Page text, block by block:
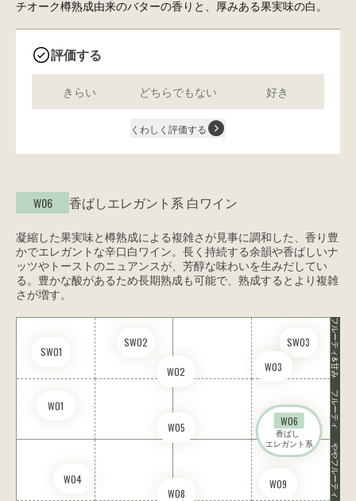
チオーク樽熟成由来のバターの香りと、厚みある果実味の白。
評価する
きらい どちらでもない 好き
くわしく評価する
W06 香ばしエレガント系 白ワイン
凝縮した果実味と樽熟成による複雑さが見事に調和した、香り豊
かでエレガントな辛口白ワイン。長く持続する余韻や香ばしいナ
ッツやトーストのニュアンスが、芳醇な味わいを生みだしてい
る。豊かな酸があるため長期熟成も可能で、熟成するとより複雑
さが増す。
SW01
SW02 SW03
W01
W02 W03
W04
W05 W06
香ばし
エレガント系
W08
W09
フルーティ&甘み
フルーティ
ややフルーティ